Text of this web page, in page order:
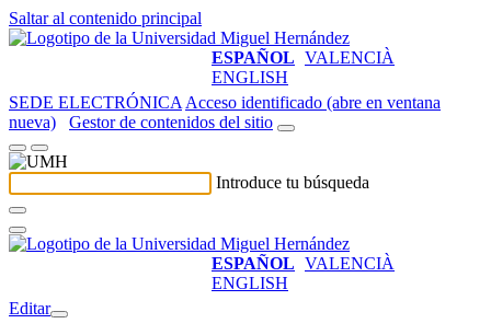
Saltar al contenido principal
ESPAÑOL VALENCIÀ
ENGLISH
SEDE ELECTRÓNICA Acceso identificado (abre en ventana
nueva)
Gestor de contenidos del sitio
Introduce tu búsqueda
ESPAÑOL VALENCIÀ
ENGLISH
Editar